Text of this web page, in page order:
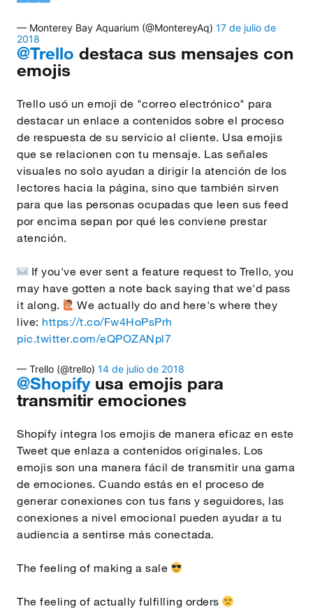
— Monterey Bay Aquarium (@MontereyAq) 17 de julio de
2018
@Trello destaca sus mensajes con
emojis
Trello usó un emoji de "correo electrónico" para
destacar un enlace a contenidos sobre el proceso
de respuesta de su servicio al cliente. Usa emojis
que se relacionen con tu mensaje. Las señales
visuales no solo ayudan a dirigir la atención de los
lectores hacia la página, sino que también sirven
para que las personas ocupadas que leen sus feed
por encima sepan por qué les conviene prestar
atención.
️ If you've ever sent a feature request to Trello, you
may have gotten a note back saying that we'd pass
it along.
We actually do and here's where they
live: https://t.co/Fw4HoPsPrh
pic.twitter.com/eQPOZANpl7
— Trello (@trello) 14 de julio de 2018
@Shopifyusa emojis para
transmitir emociones
Shopify integra los emojis de manera eficaz en este
Tweet que enlaza a contenidos originales. Los
emojis son una manera fácil de transmitir una gama
de emociones. Cuando estás en el proceso de
generar conexiones con tus fans y seguidores, las
conexiones a nivel emocional pueden ayudar a tu
audiencia a sentirse más conectada.
The feeling of making a sale
The feeling of actually fulfilling orders